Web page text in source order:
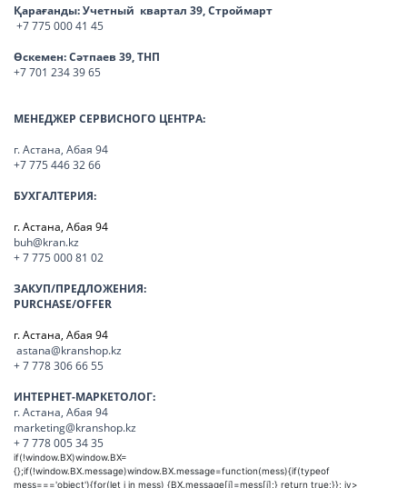
Қарағанды:Учетный квартал 39, Строймарт
+7 775 000 41 45
Өскемен:Сәтпаев 39, ТНП
+7 701 234 39 65
МЕНЕДЖЕР СЕРВИСНОГО ЦЕНТРА:
г. Астана, Абая 94
+7 775 446 32 66
БУХГАЛТЕРИЯ:
г. Астана, Абая 94
buh@kran.kz
+ 7 775 000 81 02
ЗАКУП/ПРЕДЛОЖЕНИЯ:
PURCHASE/OFFER
г. Астана, Абая 94
astana@kranshop.kz
+ 7 778 306 66 55
ИНТЕРНЕТ-МАРКЕТОЛОГ:
г. Астана, Абая 94
marketing@kranshop.kz
+ 7 778 005 34 35
if(!window.BX)window.BX=
{};if(!window.BX.message)window.BX.message=function(mess){if(typeof
mess==='object'){for(let i in mess) {BX.message[i]=mess[i];} return true;}}; iv>